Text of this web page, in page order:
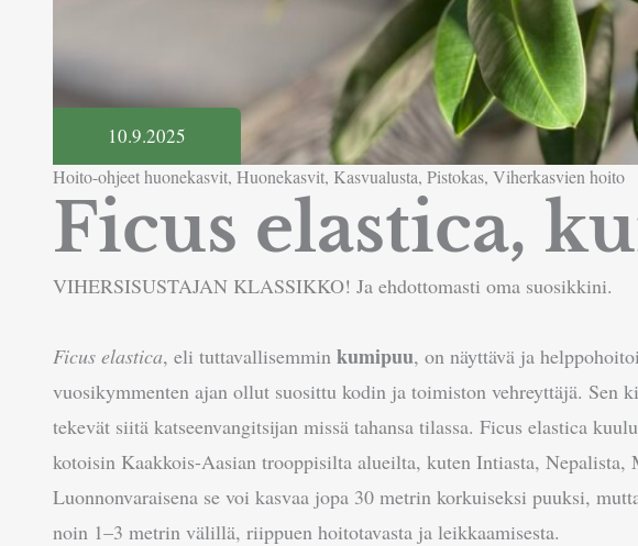
10.9.2025
Hoito-ohjeet huonekasvit, Huonekasvit, Kasvualusta, Pistokas, Viherkasvien hoito
Ficus elastica,
VIHERSISUSTAJAN KLASSIKKO! Ja ehdottomasti oma suosikkini.
Ficus elastica, eli tuttavallisemmin kumipuu, on näyttävä ja
vuosikymmenten ajan ollut suosittu kodin ja toimiston vehreyttäjä. Sen
tekevät siitä katseenvangitsijan missä tahansa tilassa. Ficus elastica
kotoisin Kaakkois-Aasian trooppisilta alueilta, kuten Intiasta, Nepalista,
Luonnonvaraisena se voi kasvaa jopa 30 metrin korkuiseksi puuksi,
noin 1–3 metrin välillä, riippuen hoitotavasta ja leikkaamisesta.